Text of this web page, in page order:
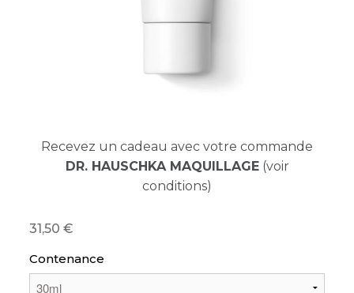
Recevez un cadeau avec votre commande
DR. HAUSCHKA MAQUILLAGE(voir
conditions)
31,50
Contenance